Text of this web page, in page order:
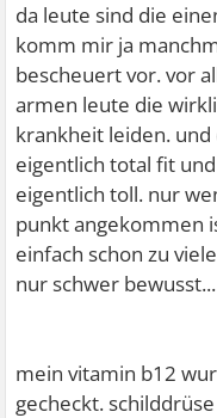
da leute sind die
komm mir ja
bescheuert vor. vor
armen leute die
krankheit leiden.
eigentlich total fit
eigentlich toll. nur
punkt angekommen
einfach schon zu
nur schwer bewusst...
mein vitamin b12
gecheckt.